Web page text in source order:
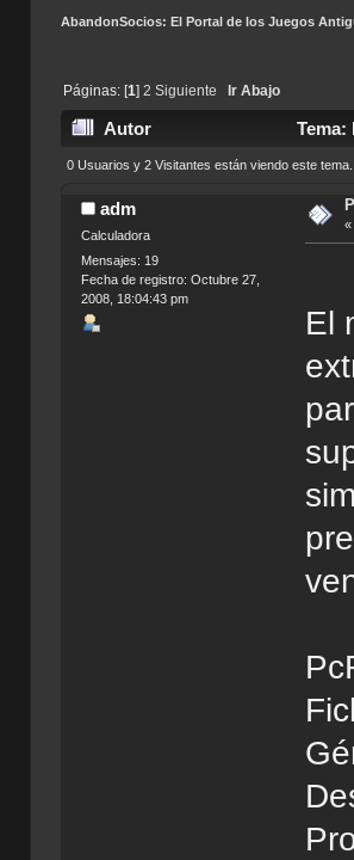
AbandonSocios: El Portal de los Juegos
Páginas: [1] 2 Siguiente Ir Abajo
Autor Tema:
0 Usuarios y 2 Visitantes están viendo este tema.
adm
Calculadora
Mensajes: 19
Fecha de registro: Octubre 27,
2008, 18:04:43 pm
«
El